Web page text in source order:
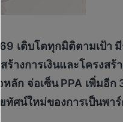
เติบโตทุกมิติตามเป้า
างการเงินและโครงสร้
หลัก จ่อเซ็นPPA เพิ่มอีก
ทัศน์ใหม่ของการเป็นพา